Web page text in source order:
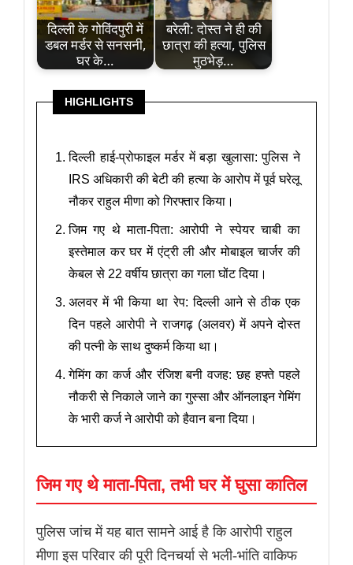
दिल्ली के गोविंदपुरी में
डबल मर्डर से सनसनी,
घर के…
बरेली: दोस्त ने ही की
छात्रा की हत्या, पुलिस
मुठभेड़…
HIGHLIGHTS
दिल्ली हाई-प्रोफाइल मर्डर में बड़ा खुलासा: पुलिस ने
IRS अधिकारी की बेटी की हत्या के आरोप में पूर्व घरेलू
नौकर राहुल मीणा को गिरफ्तार किया।
जिम गए थे माता-पिता: आरोपी ने स्पेयर चाबी का
इस्तेमाल कर घर में एंट्री ली और मोबाइल चार्जर की
केबल से 22 वर्षीय छात्रा का गला घोंट दिया।
अलवर में भी किया था रेप: दिल्ली आने से ठीक एक
दिन पहले आरोपी ने राजगढ़ (अलवर) में अपने दोस्त
की पत्नी के साथ दुष्कर्म किया था।
गेमिंग का कर्ज और रंजिश बनी वजह: छह हफ्ते पहले
नौकरी से निकाले जाने का गुस्सा और ऑनलाइन गेमिंग
के भारी कर्ज ने आरोपी को हैवान बना दिया।
जिम गए थे माता-पिता, तभी घर में घुसा कातिल
पुलिस जांच में यह बात सामने आई है कि आरोपी राहुल
मीणा इस परिवार की पूरी दिनचर्या से भली-भांति वाकिफ